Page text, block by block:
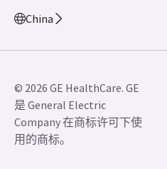
China
© 2026 GE HealthCare. GE
是 General Electric
Company 在商标许可下使
用的商标。